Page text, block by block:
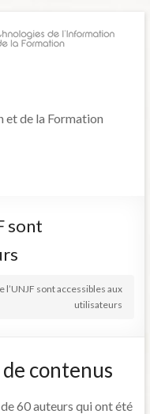
et de la Formation
sont
l’UNJF sont accessibles aux
utilisateurs
contenus
60 auteurs qui ont été